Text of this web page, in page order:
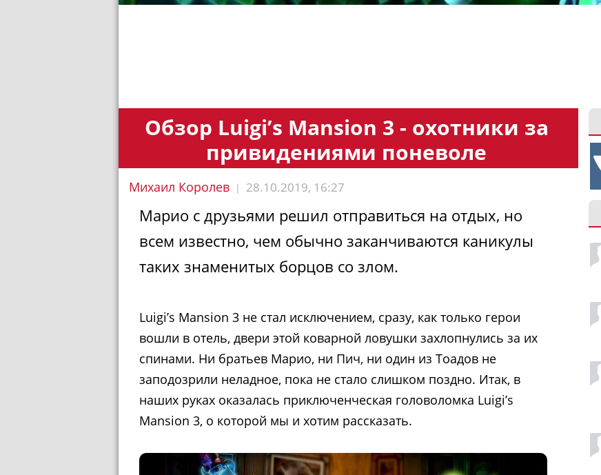
Обзор Luigi’s Mansion 3 - охотники за
привидениями поневоле
Михаил Королев | 28.10.2019, 16:27
Марио с друзьями решил отправиться на отдых, но
всем известно, чем обычно заканчиваются каникулы
таких знаменитых борцов со злом.
Luigi’s Mansion 3 не стал исключением, сразу, как только герои
вошли в отель, двери этой коварной ловушки захлопнулись за их
спинами. Ни братьев Марио, ни Пич, ни один из Тоадов не
заподозрили неладное, пока не стало слишком поздно. Итак, в
наших руках оказалась приключенческая головоломка Luigi’s
Mansion 3, о которой мы и хотим рассказать.